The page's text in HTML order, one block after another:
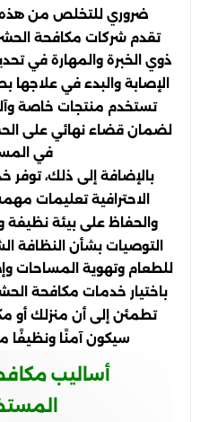
ضروري للتخلص من هذه
تقدم شركات مكافحة
ذوي الخبرة والمهارة في
الإصابة والبدء في علاجها
تستخدم منتجات خاصة
لضمان قضاء نهائي على
في
بالإضافة إلى ذلك،
الاحترافية تعليمات
والحفاظ على بيئة
التوصيات بشأن النظافة
للطعام وتهوية المساحات
باختيار خدمات مكافحة
تطمئن إلى أن منزلك أو
سيكون آمنًا ونظيفًا
أساليب